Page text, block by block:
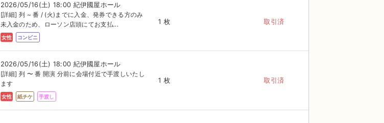
2026/05/16(土) 18:00 紀伊國屋ホール
[詳細] 列 ~ 番 / (火)までに入金、発券できる方のみ
未入金のため、ローソン店頭にてお支払...
女性 コンビニ
1 枚 取引済
2026/05/16(土) 18:00 紀伊國屋ホール
[詳細] 列 〜 番 開演 分前に会場付近で手渡しいたし
ます
女性 紙チケ 手渡し
1 枚 取引済